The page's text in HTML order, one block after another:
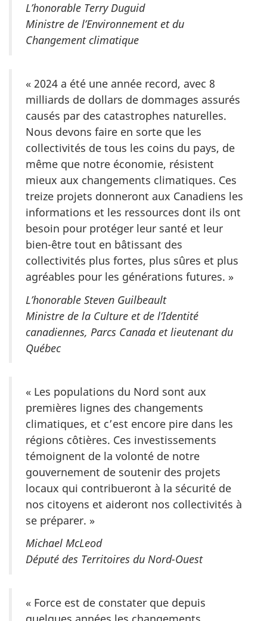
L’honorable Terry Duguid
Ministre de l’Environnement et du
Changement climatique
« 2024 a été une année record, avec 8
milliards de dollars de dommages assurés
causés par des catastrophes naturelles.
Nous devons faire en sorte que les
collectivités de tous les coins du pays, de
même que notre économie, résistent
mieux aux changements climatiques. Ces
treize projets donneront aux Canadiens les
informations et les ressources dont ils ont
besoin pour protéger leur santé et leur
bien-être tout en bâtissant des
collectivités plus fortes, plus sûres et plus
agréables pour les générations futures. »
L’honorable Steven Guilbeault
Ministre de la Culture et de l’Identité
canadiennes, Parcs Canada et lieutenant du
Québec
« Les populations du Nord sont aux
premières lignes des changements
climatiques, et c’est encore pire dans les
régions côtières. Ces investissements
témoignent de la volonté de notre
gouvernement de soutenir des projets
locaux qui contribueront à la sécurité de
nos citoyens et aideront nos collectivités à
se préparer. »
Michael McLeod
Député des Territoires du Nord-Ouest
« Force est de constater que depuis